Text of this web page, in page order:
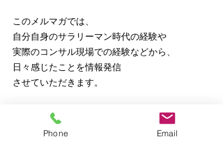
このメルマガでは、
自分自身のサラリーマン時代の経験や
実際のコンサル現場での経験などから、
日々感じたことを情報発信
させていただきます。
その中で、ワクワクドキドキ心動かす
企業・お店づくりのヒントを提供しながら、
Phone Email